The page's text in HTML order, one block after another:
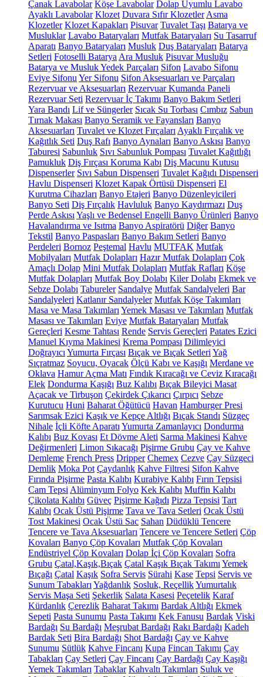
Çanak Lavabolar Köşe Lavabolar Dolap Uyumlu Lavabo
Ayaklı Lavabolar Klozet Duvara Sıfır Klozetler Asma
Klozetler Klozet Kapakları Pisuvar Tuvalet Taşı Batarya ve
Musluklar Lavabo Bataryaları Mutfak Bataryaları Su Tasarruf
Aparatı Banyo Bataryaları Musluk Duş Bataryaları Batarya
Setleri Fotoselli Batarya Ara Musluk Pisuvar Musluğu
Batarya ve Musluk Yedek Parçaları Sifon Lavabo Sifonu
Eviye Sifonu Yer Sifonu Sifon Aksesuarları ve Parçaları
Rezervuar ve Aksesuarları Rezervuar Kumanda Paneli
Rezervuar Seti Rezervuar İç Takımı Banyo Bakım Setleri
Yara Bandı Lif ve Süngerler Sıcak Su Torbası Cımbız Sabun
Tırnak Makası Banyo Seramik ve Fayansları Banyo
Aksesuarları Tuvalet ve Klozet Fırçaları Ayaklı Fırçalık ve
Kağıtlık Seti Duş Rafı Banyo Aynaları Banyo Askısı Banyo
Taburesi Sabunluk Sıvı Sabunluk Pompası Tuvalet Kağıtlığı
Pamukluk Diş Fırçası Koruma Kabı Diş Macunu Kutusu
Dispenserler Sıvı Sabun Dispenseri Tuvalet Kağıdı Dispenseri
Havlu Dispenseri Klozet Kapak Örtüsü Dispenseri El
Kurutma Cihazları Banyo Etajeri Banyo Düzenleyicileri
Banyo Seti Diş Fırçalık Havluluk Banyo Kaydırmazı Duş
Perde Askısı Yaşlı ve Bedensel Engelli Banyo Ürünleri Banyo
Havalandırma ve Isıtma Banyo Aspiratörü Diğer Banyo
Tekstil Banyo Paspasları Banyo Bakım Setleri Banyo
Perdeleri Bornoz Peştemal Havlu MUTFAK Mutfak
Mobilyaları Mutfak Dolapları Hazır Mutfak Dolapları Çok
Amaçlı Dolap Mini Mutfak Dolapları Mutfak Rafları Köşe
Mutfak Dolapları Mutfak Boy Dolabı Kiler Dolabı Ekmek ve
Sebze Dolabı Tabureler Sandalye Mutfak Sandalyeleri Bar
Sandalyeleri Katlanır Sandalyeler Mutfak Köşe Takımları
Masa ve Masa Takımları Yemek Masası ve Takımları Mutfak
Masası ve Takımları Eviye Mutfak Bataryaları Mutfak
Gereçleri Kesme Tahtası Rende Servis Gereçleri Patates Ezici
Manuel Kıyma Makinesi Krema Pompası Dilimleyici
Doğrayıcı Yumurta Fırçası Bıçak ve Bıçak Setleri Yağ
Sıçratmaz Soyucu, Oyacak Ölçü Kabı ve Kaşığı Merdane ve
Oklava Hamur Açma Matı Fındık Kıracağı ve Ceviz Kıracağı
Elek Dondurma Kaşığı Buz Kalıbı Bıçak Bileyici Masat
Açacak ve Tirbuşon Çekirdek Çıkarıcı Çırpıcı Sebze
Kurutucu Huni Baharat Öğütücü Havan Hamburger Presi
Sarımsak Ezici Kaşık ve Kepçe Altlığı Bıçak Standı Süzgeç
Nihale İçli Köfte Aparatı Yumurta Zamanlayıcı Dondurma
Kalıbı Buz Kovası Et Dövme Aleti Sarma Makinesi Kahve
Değirmenleri Limon Sıkacağı Pişirme Grubu Çay ve Kahve
Demleme French Press Dripper Chemex Cezve Çay Süzgeci
Demlik Moka Pot Çaydanlık Kahve Filtresi Sifon Kahve
Fırında Pişirme Pasta Kalıbı Kurabiye Kalıbı Fırın Tepsisi
Cam Tepsi Alüminyum Folyo Kek Kalıbı Muffin Kalıbı
Çikolata Kalıbı Güveç Pişirme Kağıdı Pizza Tepsisi Tart
Kalıbı Ocak Üstü Pişirme Tava ve Tava Setleri Ocak Üstü
Tost Makinesi Ocak Üstü Sac Sahan Düdüklü Tencere
Tencere ve Tava Aksesuarları Tencere ve Tencere Setleri Çöp
Kovaları Banyo Çöp Kovaları Mutfak Çöp Kovaları
Endüstriyel Çöp Kovaları Dolap İçi Çöp Kovaları Sofra
Grubu Çatal,Kaşık,Bıçak Çatal Kaşık Bıçak Takımı Yemek
Bıçağı Çatal Kaşık Sofra Servis Sürahi Kase Tepsi Servis ve
Sunum Tabakları Yağdanlık Sosluk, ReçellikYumurtalık
Servis Maşa Seti Şekerlik Salata Kasesi Peçetelik Karaf
Kürdanlık Çerezlik Baharat Takımı Bardak Altlığı Ekmek
Sepeti Pasta Sunumu Pasta Takımı Kek Fanusu Bardak Viski
Bardağı Su Bardağı Meşrubat Bardağı Rakı Bardağı Kadeh
Bardak Seti Bira Bardağı Shot Bardağı Çay ve Kahve
Sunumu Sütlük Kahve Fincanı Kupa Fincan Takımı Çay
Tabakları Çay Setleri Çay Fincanı Çay Bardağı Çay Kaşığı
Yemek Takımları Tabaklar Kahvaltı Takımları Suluk ve